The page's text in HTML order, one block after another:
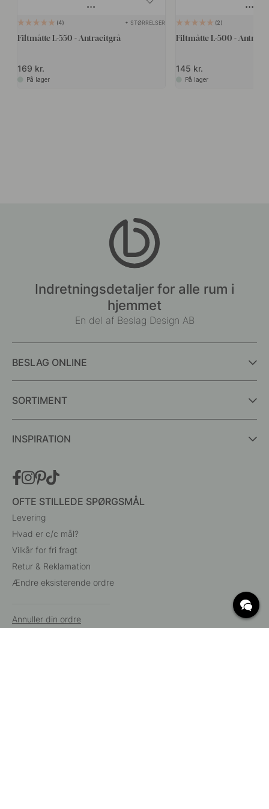
4 + STØRRELSER
Filtmåtte L-550 - Antracitgrå
169 kr.
På lager
2
Filtmåtte L-500 -
145 kr.
På lager
Indretningsdetaljer for alle rum i
hjemmet
En del af Beslag Design AB
BESLAG ONLINE
SORTIMENT
INSPIRATION
OFTE STILLEDE SPØRGSMÅL
Levering
Hvad er c/c mål?
Vilkår for fri fragt
Retur & Reklamation
Ændre eksisterende ordre
Annuller din ordre